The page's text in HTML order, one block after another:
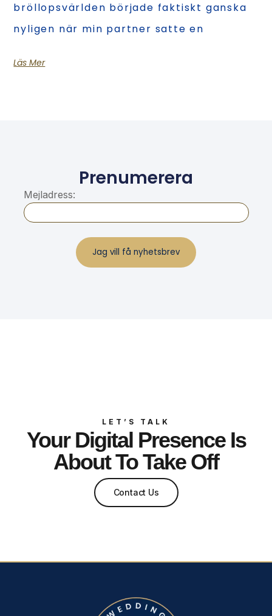
bröllopsvärlden började faktiskt ganska
nyligen när min partner satte en
Läs Mer
Prenumerera
Mejladress:
LET’S TALK
Your Digital Presence Is
About To Take Off
Contact Us